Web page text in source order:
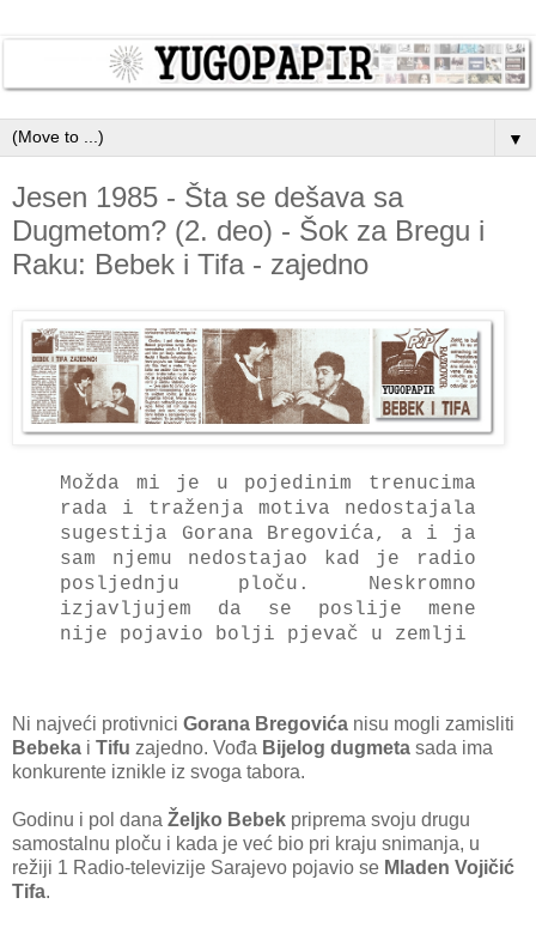
▼
Jesen 1985 - Šta se dešava sa
Dugmetom? (2. deo) - Šok za Bregu i
Raku: Bebek i Tifa - zajedno
Možda mi je u pojedinim trenucima
rada i traženja motiva nedostajala
sugestija Gorana Bregovića, a i ja
sam njemu nedostajao kad je radio
posljednju ploču. Neskromno
izjavljujem da se poslije mene
nije pojavio bolji pjevač u zemlji
Ni najveći protivnici Gorana Bregovića nisu mogli zamisliti
Bebeka i Tifu zajedno. Vođa Bijelog dugmeta sada ima
konkurente iznikle iz svoga tabora.
Godinu i pol dana Željko Bebek priprema svoju drugu
samostalnu ploču i kada je već bio pri kraju snimanja, u
režiji 1 Radio-televizije Sarajevo pojavio se Mladen Vojičić
Tifa.